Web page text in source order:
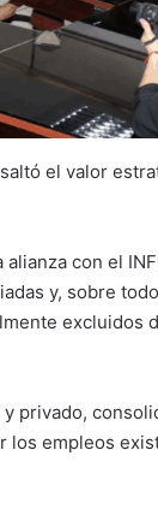
el valor
con el
y, sobre
excluidos
privado,
los empleos